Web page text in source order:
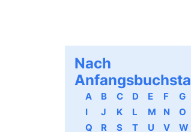
Nach
A B C D E F G
I
J K L M N O
Q
R S T U V W